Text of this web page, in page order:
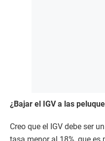
¿Bajar el IGV a las
Creo que el IGV debe ser